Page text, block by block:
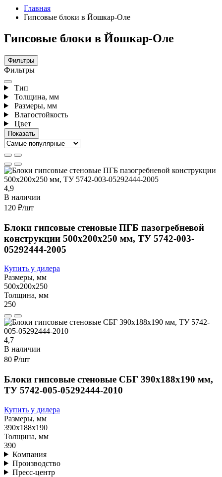
Главная
Гипсовые блоки в Йошкар-Оле
Гипсовые блоки в Йошкар-Оле
Фильтры
Фильтры
Тип
Толщина, мм
Размеры, мм
Влагостойкость
Цвет
4,9
В наличии
120 ₽/шт
Блоки гипсовые стеновые ПГБ пазогребневой
конструкции 500х200х250 мм, ТУ 5742-003-
05292444-2005
Купить у дилера
Размеры, мм
500х200х250
Толщина, мм
250
4,7
В наличии
80 ₽/шт
Блоки гипсовые стеновые СБГ 390х188х190 мм,
ТУ 5742-005-05292444-2010
Купить у дилера
Размеры, мм
390х188х190
Толщина, мм
390
Компания
Производство
Пресс-центр